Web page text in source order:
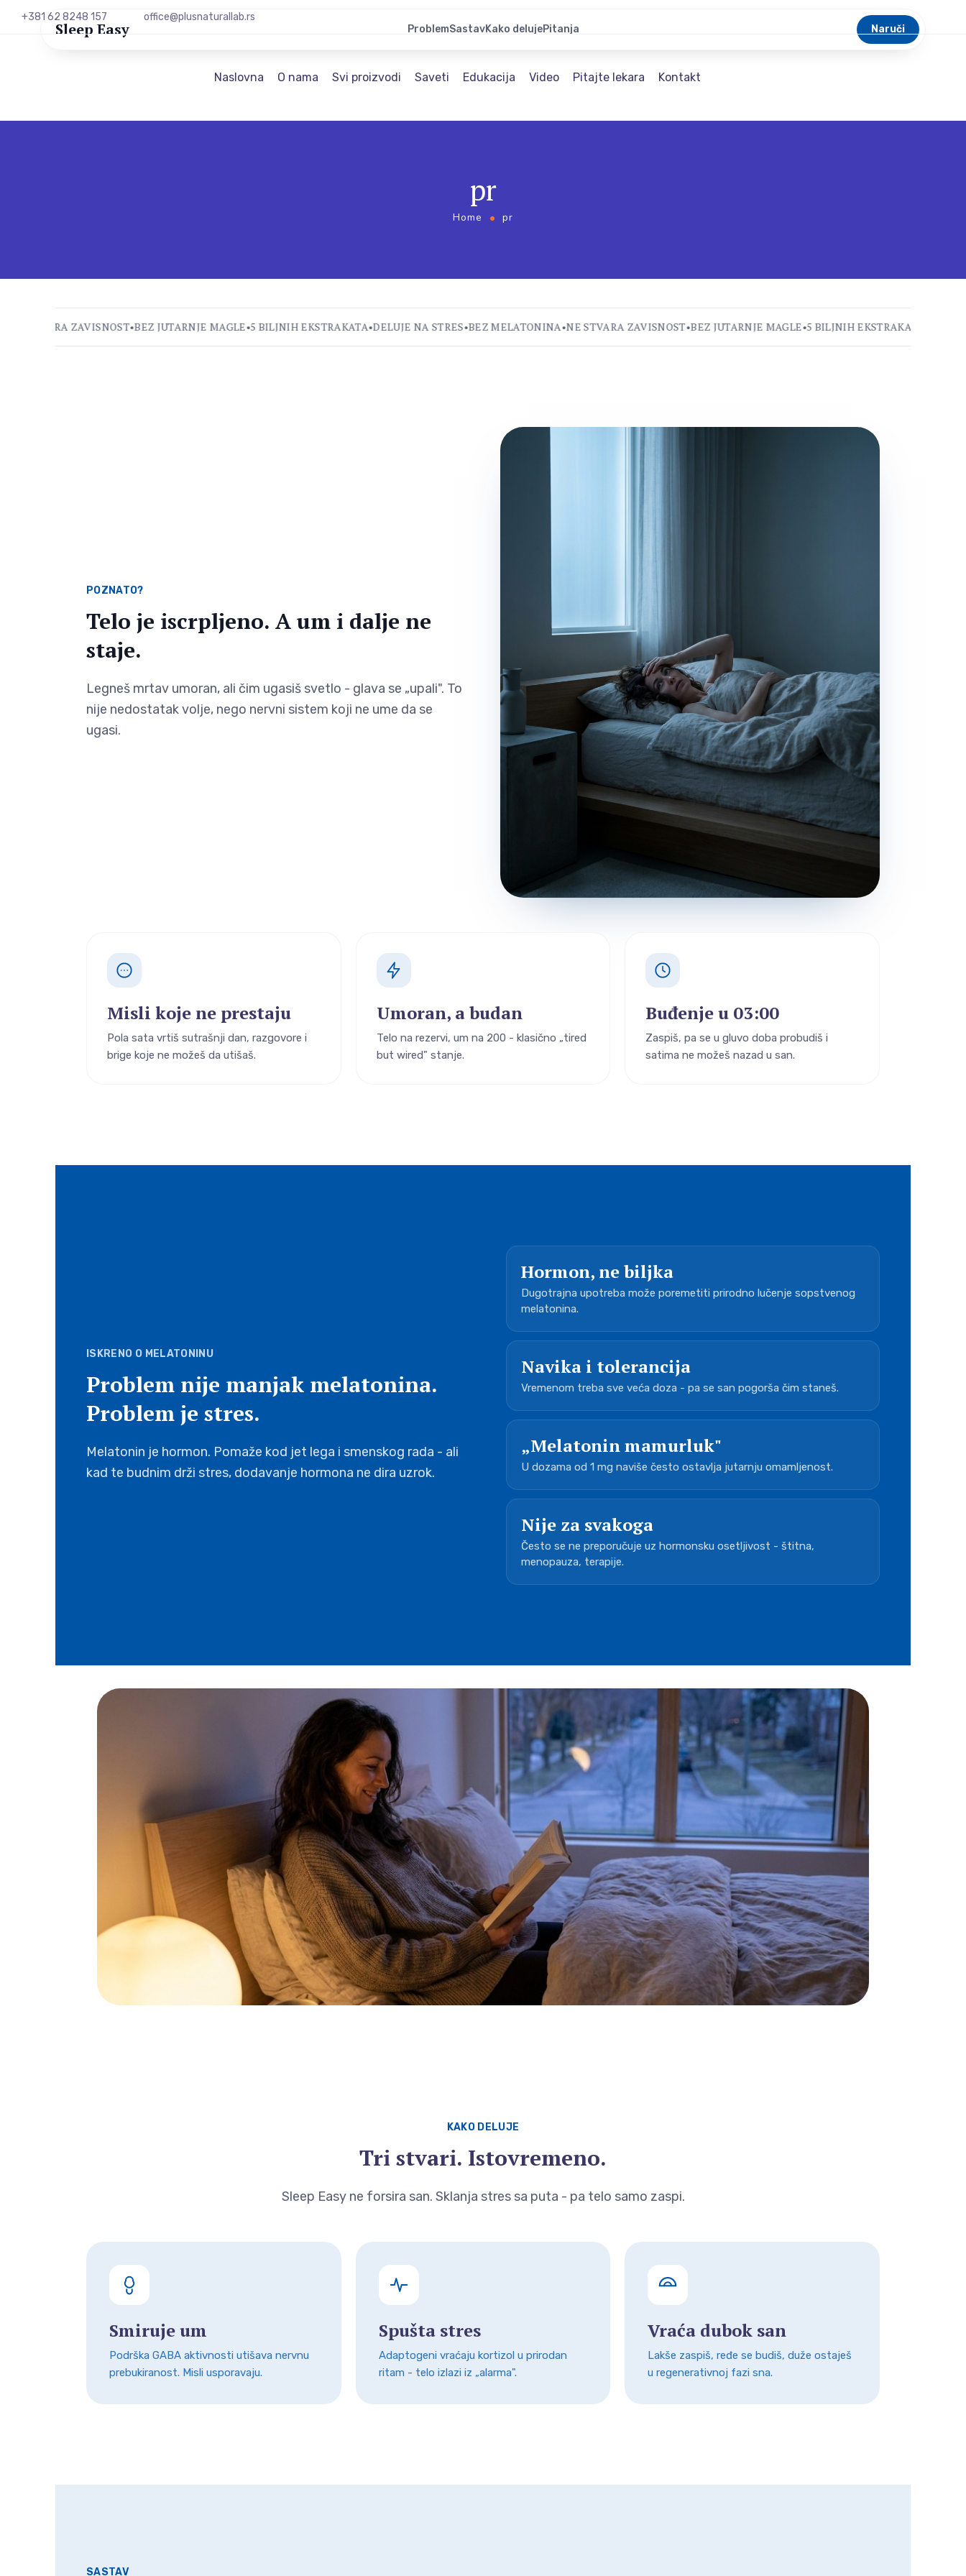
+381 62 8248 157 office@plusnaturallab.rs
Naslovna O nama Svi proizvodi Saveti Edukacija Video Pitajte lekara Kontakt
pr
Home pr
Sleep Easy ProblemSastavKako delujePitanja Naruči
ZAVISNOST•BEZ JUTARNJE MAGLE•5 BILJNIH EKSTRAKATA•DELUJE NA STRES•BEZ MELATONINA•NE STVARA ZAVISNOST•BEZ JUTARNJE MAGLE•5 BILJNIH EKSTRAKATA•DELUJE NA
POZNATO?
Telo je iscrpljeno. A um i dalje ne
staje.
Legneš mrtav umoran, ali čim ugasiš svetlo - glava se „upali". To
nije nedostatak volje, nego nervni sistem koji ne ume da se
ugasi.
Misli koje ne prestaju
Pola sata vrtiš sutrašnji dan, razgovore i
brige koje ne možeš da utišaš.
Umoran, a budan
Telo na rezervi, um na 200 - klasično „tired
but wired" stanje.
Buđenje u 03:00
Zaspiš, pa se u gluvo doba probudiš i
satima ne možeš nazad u san.
ISKRENO O MELATONINU
Problem nije manjak melatonina.
Problem je stres.
Melatonin je hormon. Pomaže kod jet lega i smenskog rada - ali
kad te budnim drži stres, dodavanje hormona ne dira uzrok.
Hormon, ne biljka
Dugotrajna upotreba može poremetiti prirodno lučenje sopstvenog
melatonina.
Navika i tolerancija
Vremenom treba sve veća doza - pa se san pogorša čim staneš.
„Melatonin mamurluk"
U dozama od 1 mg naviše često ostavlja jutarnju omamljenost.
Nije za svakoga
Često se ne preporučuje uz hormonsku osetljivost - štitna,
menopauza, terapije.
KAKO DELUJE
Tri stvari. Istovremeno.
Sleep Easy ne forsira san. Sklanja stres sa puta - pa telo samo zaspi.
Smiruje um
Podrška GABA aktivnosti utišava nervnu
prebukiranost. Misli usporavaju.
Spušta stres
Adaptogeni vraćaju kortizol u prirodan
ritam - telo izlazi iz „alarma".
Vraća dubok san
Lakše zaspiš, ređe se budiš, duže ostaješ
u regenerativnoj fazi sna.
SASTAV